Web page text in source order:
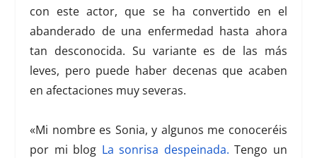
con este actor, que se ha convertido en el
abanderado de una enfermedad hasta ahora
tan desconocida. Su variante es de las más
leves, pero puede haber decenas que acaben
en afectaciones muy severas.
«Mi nombre es Sonia, y algunos me conoceréis
por mi blog La sonrisa despeinada. Tengo un